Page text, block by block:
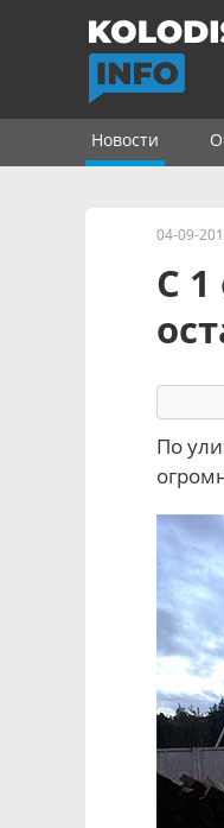
Новости
04-09-
С
По